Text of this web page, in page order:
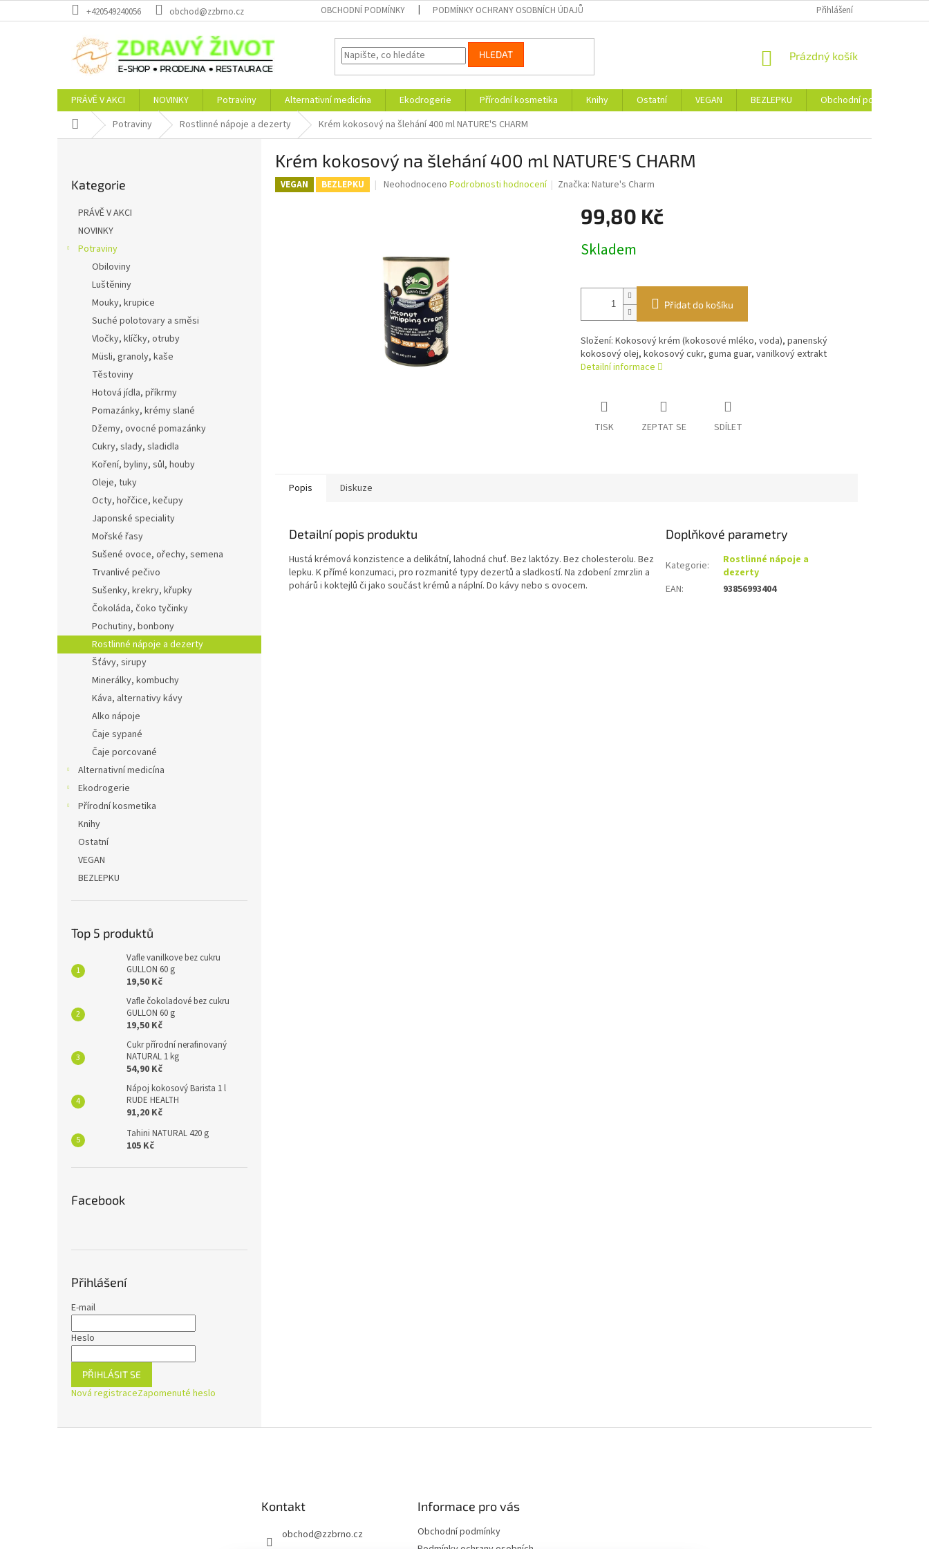
na
+420549240056 obchod@zzbrno.cz OBCHODNÍ PODMÍNKY PODMÍNKY OCHRANY OSOBNÍCH ÚDAJŮ Přihlášení
HLEDAT
NÁKUPNÍ
Prázdný košík
PRÁVĚ V AKCI NOVINKY Potraviny Alternativní medicína Ekodrogerie Přírodní kosmetika Knihy Ostatní VEGAN BEZLEPKU
Obchodní podmínky
Domů Potraviny Rostlinné nápoje a dezerty Krém kokosový na šlehání 400 ml NATURE'S CHARM
kategorie
Kategorie
PRÁVĚ V AKCI
NOVINKY
Potraviny
Obiloviny
Luštěniny
Mouky, krupice
Suché polotovary a směsi
Vločky, klíčky, otruby
Müsli, granoly, kaše
Těstoviny
Hotová jídla, příkrmy
Pomazánky, krémy slané
Džemy, ovocné pomazánky
Cukry, slady, sladidla
Koření, byliny, sůl, houby
Oleje, tuky
Octy, hořčice, kečupy
Japonské speciality
Mořské řasy
Sušené ovoce, ořechy, semena
Trvanlivé pečivo
Sušenky, krekry, křupky
Čokoláda, čoko tyčinky
Pochutiny, bonbony
Rostlinné nápoje a dezerty
Šťávy, sirupy
Minerálky, kombuchy
Káva, alternativy kávy
Alko nápoje
Čaje sypané
Čaje porcované
Alternativní medicína
Ekodrogerie
Přírodní kosmetika
Knihy
Ostatní
VEGAN
BEZLEPKU
Top 5 produktů
Vafle vanilkove bez cukru
GULLON 60 g
19,50 Kč
Vafle čokoladové bez cukru
GULLON 60 g
19,50 Kč
Cukr přírodní nerafinovaný
NATURAL 1 kg
54,90 Kč
Nápoj kokosový Barista 1 l
RUDE HEALTH
91,20 Kč
Tahini NATURAL 420 g
105 Kč
Facebook
Přihlášení
E-mail
Heslo
PŘIHLÁSIT SE
Nová registraceZapomenuté heslo
Krém kokosový na šlehání 400 ml NATURE'S CHARM
VEGAN BEZLEPKU
Průměrné
5
hvězdiček.
Neohodnoceno Podrobnosti hodnocení Značka:Nature's Charm
99,80 Kč
cena:
Skladem
Přidat do košíku
Složení: Kokosový krém (kokosové mléko, voda), panenský
kokosový olej, kokosový cukr, guma guar, vanilkový extrakt
Detailní informace
TISK ZEPTAT SE SDÍLET
Popis Diskuze
Detailní popis produktu
Hustá krémová konzistence a delikátní, lahodná chuť. Bez laktózy. Bez cholesterolu. Bez
lepku. K přímé konzumaci, pro rozmanité typy dezertů a sladkostí. Na zdobení zmrzlin a
pohárů i koktejlů či jako součást krémů a náplní. Do kávy nebo s ovocem.
Doplňkové parametry
Kategorie:
Rostlinné nápoje a
dezerty
EAN: 93856993404
Kontakt
obchod@zzbrno.cz
Informace pro vás
Obchodní podmínky